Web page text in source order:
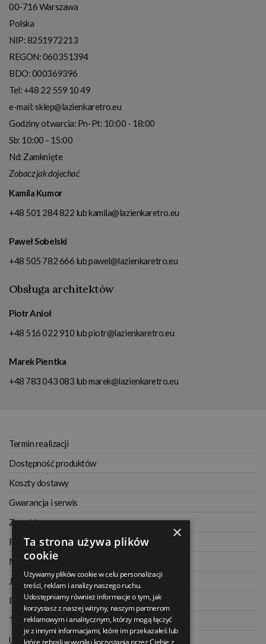
00-716Warszawa
Polska
NIP:8251972213
REGON: 060351394
BDO: 000369396
Tel: +48 22 559 10 49
e-mail:sklep@lazienkaretro.eu
Godziny otwarcia: Pn-Pt: 10:00 - 18:00
Sb: 10:00 - 15:00
Nd: Zamknięte
Zobacz jak dojechać
Kamila Kumor
+48 501 284 822 lubkamila@lazienkaretro.eu
Paweł Sobelski
+48 505 782 666 lubpawel@lazienkaretro.eu
Obsługa architektów
Piotr Anioł
+48 516 022 910 lubpiotr@lazienkaretro.eu
Marek Pientka
+48 783 043 083 lubmarek@lazienkaretro.eu
Termin realizacji
Dostępność produktów
Koszty dostawy
Gwarancja i serwis
Zwrot towaru
Regulamin
Najczęściej zadawane pytania
Jak kupować na raty
Polityka prywatności
Twoje zamówienia
Ustawienia konta
×
Ta strona używa plików
cookie
Używamy plików cookie w celu personalizacji
treści, reklam i analizy naszego ruchu.
Udostępniamy również informacje o tym, jak
korzystasz z naszej witryny, naszym partnerom
reklamowym i analitycznym, którzy mogą łączyć
je z innymi informacjami, które im przekazałeś lub
które zebrali w wyniku korzystania przez Ciebie z